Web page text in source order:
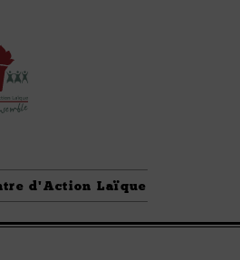
d'Action Laïque